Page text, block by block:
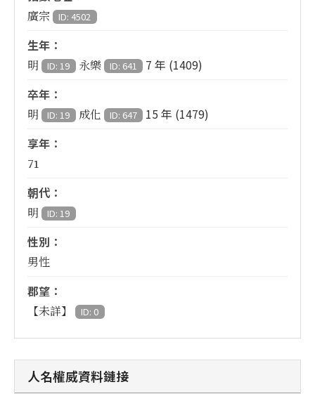
廣宗 ID: 4502
生年：
明 ID: 19 永樂 ID: 641
7 年 (1409)
卒年：
明 ID: 19 成化 ID: 647
15 年 (1479)
享年：
71
朝代：
明 ID: 19
性別：
男性
郡望：
【未詳】 ID: 0
人名權威資料鏈接